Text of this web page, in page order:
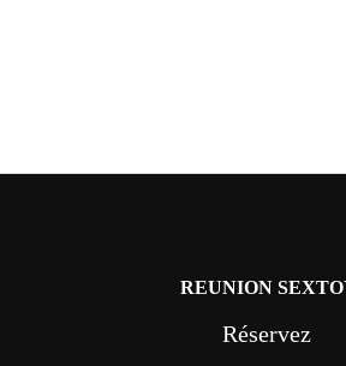
REUNION
Réservez